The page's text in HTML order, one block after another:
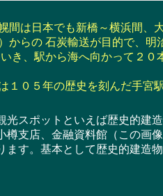
は日本でも新橋～横浜間、
からの 石炭輸送が目的で、
き、駅から海へ向かって２
０５年の歴史を刻んだ手宮
スポットといえば歴史的建
樽支店、金融資料館（この画
ます。基本として歴史的建造